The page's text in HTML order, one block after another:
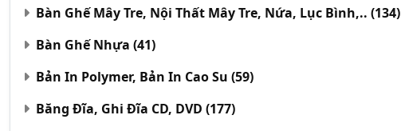
Bàn Ghế Mây Tre, Nội Thất Mây Tre, Nứa, Lục Bình,.. (134)
Bàn Ghế Nhựa (41)
Bản In Polymer, Bản In Cao Su (59)
Băng Đĩa, Ghi Đĩa CD, DVD (177)